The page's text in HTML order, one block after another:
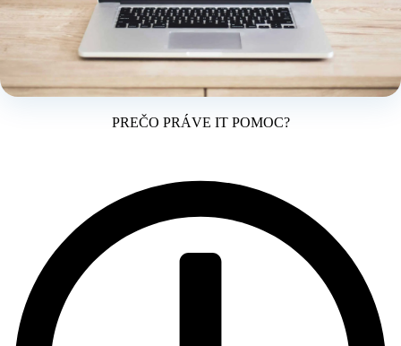
PREČO PRÁVE IT POMOC?